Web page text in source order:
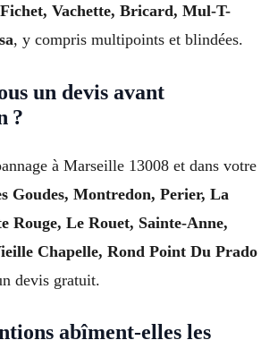
Fichet, Vachette, Bricard, Mul-T-
, y compris multipoints et blindées.
un devis avant
?
à Marseille 13008 et dans votre
Goudes, Montredon, Perier, La
Rouge, Le Rouet, Sainte-Anne,
Chapelle, Rond Point Du Prado
devis gratuit.
abîment-elles les